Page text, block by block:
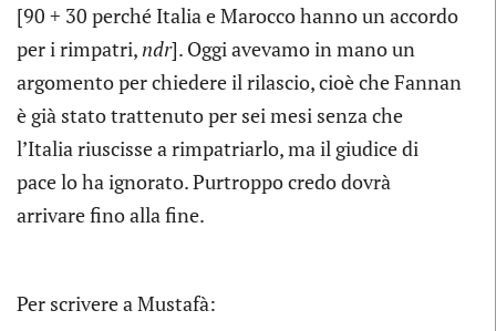
[90 + 30 perché Italia e Marocco hanno un accordo
per i rimpatri,ndr]. Oggi avevamo in mano un
argomento per chiedere il rilascio, cioè che Fannan
è già stato trattenuto per sei mesi senza che
l’Italia riuscisse a rimpatriarlo, ma il giudice di
pace lo ha ignorato. Purtroppo credo dovrà
arrivare fino alla fine.
Per scrivere a Mustafà: